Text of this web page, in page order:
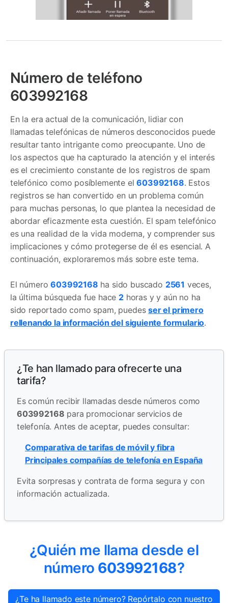
Número de teléfono
603992168
En la era actual de la comunicación, lidiar con
llamadas telefónicas de números desconocidos puede
resultar tanto intrigante como preocupante. Uno de
los aspectos que ha capturado la atención y el interés
es el crecimiento constante de los registros de spam
telefónico como posíblemente el603992168. Estos
registros se han convertido en un problema común
para muchas personas, lo que plantea la necesidad de
abordar eficazmente esta cuestión. El spam telefónico
es una realidad de la vida moderna, y comprender sus
implicaciones y cómo protegerse de él es esencial. A
continuación, exploraremos más sobre este tema.
El número603992168 ha sido buscado 2561 veces,
la última búsqueda fue hace 2horas y y aún no ha
sido reportado como spam, puedesser el primero
rellenando la información del siguiente formulario.
¿Te han llamado para ofrecerte una
tarifa?
Es común recibir llamadas desde números como
603992168 para promocionar servicios de
telefonía. Antes de aceptar, puedes consultar:
Comparativa de tarifas de móvil y fibra
Principales compañías de telefonía en España
Evita sorpresas y contrata de forma segura y con
información actualizada.
¿Quién me llama desde el
número 603992168?
¿Te ha llamado este número? Repórtalo con nuestro